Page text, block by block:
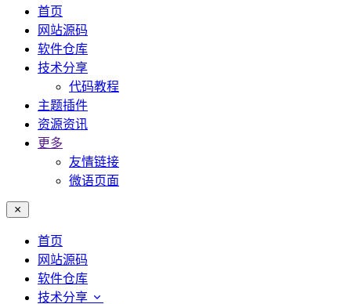
首页
网站源码
软件仓库
技术分享
代码教程
主题插件
资源资讯
更多
友情链接
微语页面
首页
网站源码
软件仓库
技术分享